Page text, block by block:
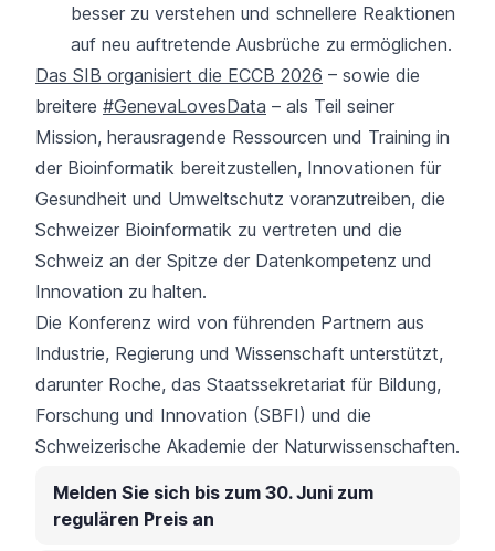
besser zu verstehen und schnellere Reaktionen
auf neu auftretende Ausbrüche zu ermöglichen.
Das SIB organisiert die ECCB 2026 – sowie die
breitere #GenevaLovesData – als Teil seiner
Mission, herausragende Ressourcen und Training in
der Bioinformatik bereitzustellen, Innovationen für
Gesundheit und Umweltschutz voranzutreiben, die
Schweizer Bioinformatik zu vertreten und die
Schweiz an der Spitze der Datenkompetenz und
Innovation zu halten.
Die Konferenz wird von führenden Partnern aus
Industrie, Regierung und Wissenschaft unterstützt,
darunter Roche, das Staatssekretariat für Bildung,
Forschung und Innovation (SBFI) und die
Schweizerische Akademie der Naturwissenschaften.
Melden Sie sich bis zum 30. Juni zum
regulären Preis an